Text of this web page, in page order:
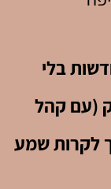
בלי
(עם קהל
לקרות שמע